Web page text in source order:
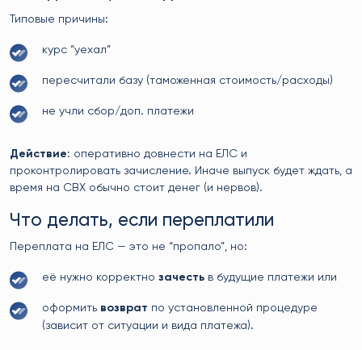
Типовые причины:
курс “уехал”
пересчитали базу (таможенная стоимость/расходы)
не учли сбор/доп. платежи
Действие: оперативно довнести на ЕЛС и
проконтролировать зачисление. Иначе выпуск будет ждать, а
время на СВХ обычно стоит денег (и нервов).
Что делать, если переплатили
Переплата на ЕЛС — это не “пропало”, но:
её нужно корректно зачесть в будущие платежи или
оформить возврат по установленной процедуре
(зависит от ситуации и вида платежа).